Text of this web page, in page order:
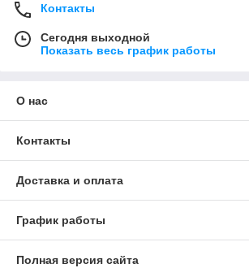
Контакты
Сегодня выходной
Показать весь график работы
О нас
Контакты
Доставка и оплата
График работы
Полная версия сайта